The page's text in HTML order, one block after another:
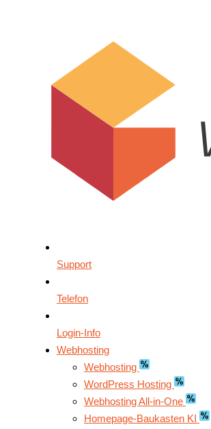
Support
Telefon
Login-Info
Webhosting
Webhosting
WordPress Hosting
Webhosting All-in-One
Homepage-Baukasten KI